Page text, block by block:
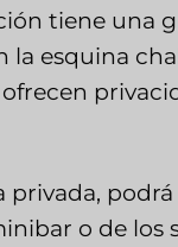
tiene una
la esquina
privada,
o de los